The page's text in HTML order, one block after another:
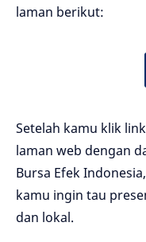
laman berikut:
Setelah kamu klik
laman web dengan
Bursa Efek
kamu ingin tau
dan lokal.